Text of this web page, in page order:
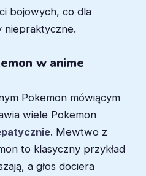
bojowych, co dla
niepraktyczne.
w anime
Pokemon mówiącym
wiele Pokemon
. Mewtwo z
to klasyczny przykład
a głos dociera